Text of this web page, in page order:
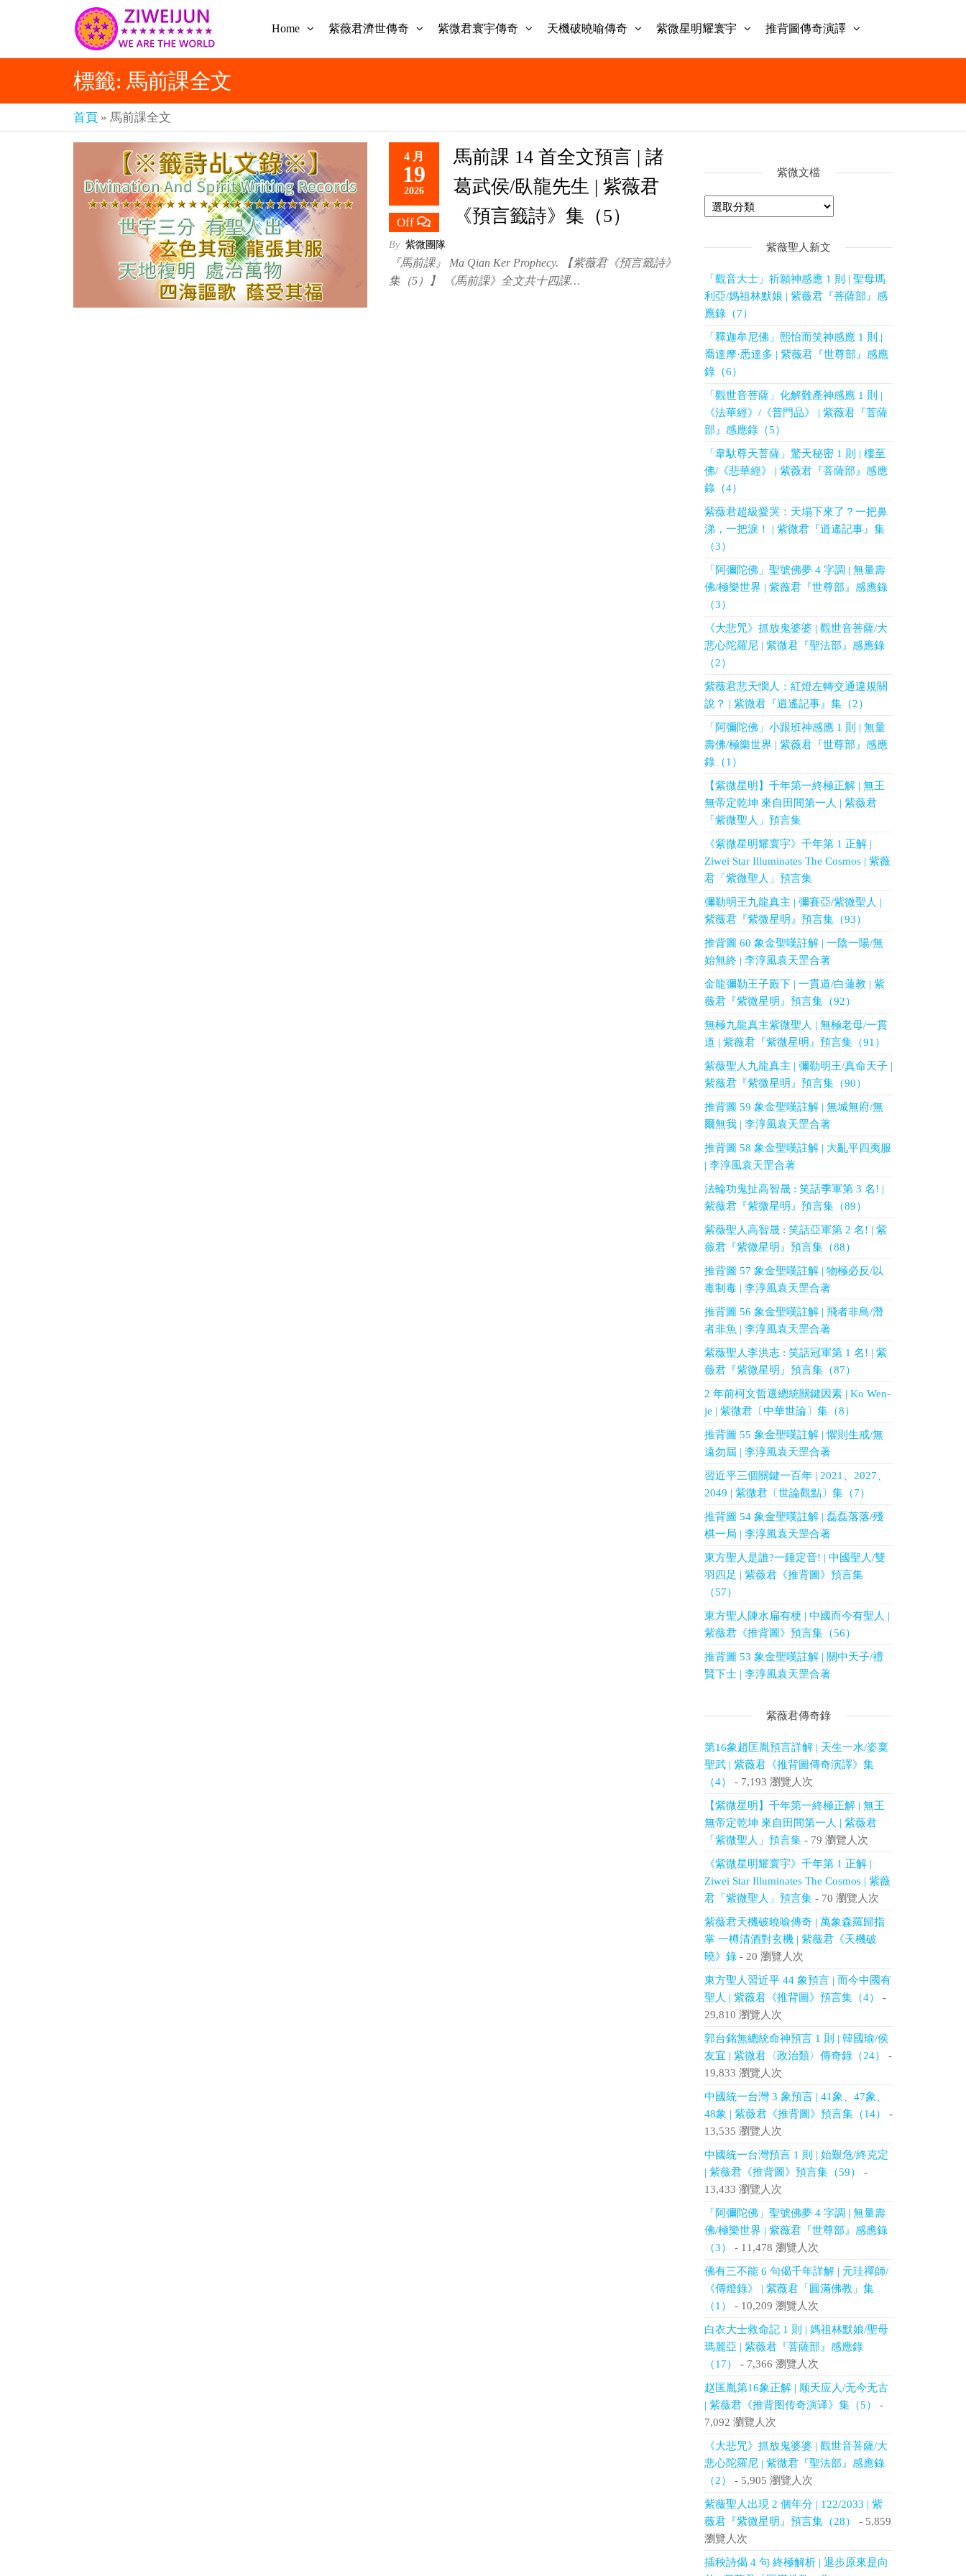
紫薇
聖人
《推
背
圖》
預
言-
紫薇
君寰
宇傳
奇官
樂
人
人
都
是
彌
賽
亞-
個
個
都
Home 紫薇君濟世傳奇 紫微君寰宇傳奇 天機破曉喻傳奇 紫微星明耀寰宇 推背圖傳奇演譯
標籤: 馬前課全文
首頁 » 馬前課全文
4 月
19
2026
Off
馬前課 14 首全文預言 | 諸
葛武侯/臥龍先生 | 紫薇君
《預言籤詩》集（5）
By 紫微團隊
『馬前課』 Ma Qian Ker Prophecy. 【紫薇君《預言籤詩》
集（5）】 《馬前課》全文共十四課…
紫微文檔
紫薇聖人新文
「觀音大士」祈願神感應 1 則 | 聖母瑪
利亞/媽祖林默娘 | 紫薇君『菩薩部』感
應錄（7）
「釋迦牟尼佛」熙怡而笑神感應 1 則 |
喬達摩·悉達多 | 紫薇君『世尊部』感應
錄（6）
「觀世音菩薩」化解難產神感應 1 則 |
《法華經》/《普門品》 | 紫薇君『菩薩
部』感應錄（5）
「韋馱尊天菩薩」驚天秘密 1 則 | 樓至
佛/《悲華經》 | 紫薇君『菩薩部』感應
錄（4）
紫薇君超級愛哭：天塌下來了？一把鼻
涕，一把淚！ | 紫微君『逍遙記事』集
（3）
「阿彌陀佛」聖號佛夢 4 字調 | 無量壽
佛/極樂世界 | 紫薇君『世尊部』感應錄
（3）
《大悲咒》抓放鬼婆婆 | 觀世音菩薩/大
悲心陀羅尼 | 紫微君『聖法部』感應錄
（2）
紫薇君悲天憫人：紅燈左轉交通違規關
說？ | 紫微君『逍遙記事』集（2）
「阿彌陀佛」小跟班神感應 1 則 | 無量
壽佛/極樂世界 | 紫薇君『世尊部』感應
錄（1）
【紫微星明】千年第一終極正解 | 無王
無帝定乾坤 來自田間第一人 | 紫薇君
「紫微聖人」預言集
《紫微星明耀寰宇》千年第 1 正解 |
Ziwei Star Illuminates The Cosmos | 紫薇
君「紫微聖人」預言集
彌勒明王九龍真主 | 彌賽亞/紫微聖人 |
紫薇君『紫微星明』預言集（93）
推背圖 60 象金聖嘆註解 | 一陰一陽/無
始無終 | 李淳風袁天罡合著
金龍彌勒王子殿下 | 一貫道/白蓮教 | 紫
薇君『紫微星明』預言集（92）
無極九龍真主紫微聖人 | 無極老母/一貫
道 | 紫薇君『紫微星明』預言集（91）
紫薇聖人九龍真主 | 彌勒明王/真命天子 |
紫薇君『紫微星明』預言集（90）
推背圖 59 象金聖嘆註解 | 無城無府/無
爾無我 | 李淳風袁天罡合著
推背圖 58 象金聖嘆註解 | 大亂平四夷服
| 李淳風袁天罡合著
法輪功鬼扯高智晟 : 笑話季軍第 3 名! |
紫薇君『紫微星明』預言集（89）
紫薇聖人高智晟 : 笑話亞軍第 2 名! | 紫
薇君『紫微星明』預言集（88）
推背圖 57 象金聖嘆註解 | 物極必反/以
毒制毒 | 李淳風袁天罡合著
推背圖 56 象金聖嘆註解 | 飛者非鳥/潛
者非魚 | 李淳風袁天罡合著
紫薇聖人李洪志 : 笑話冠軍第 1 名! | 紫
薇君『紫微星明』預言集（87）
2 年前柯文哲選總統關鍵因素 | Ko Wen-
je | 紫微君〔中華世論〕集（8）
推背圖 55 象金聖嘆註解 | 懼則生戒/無
遠勿屆 | 李淳風袁天罡合著
習近平三個關鍵一百年 | 2021、2027、
2049 | 紫微君〔世論觀點〕集（7）
推背圖 54 象金聖嘆註解 | 磊磊落落/殘
棋一局 | 李淳風袁天罡合著
東方聖人是誰?一錘定音! | 中國聖人/雙
羽四足 | 紫薇君《推背圖》預言集
（57）
東方聖人陳水扁有梗 | 中國而今有聖人 |
紫薇君《推背圖》預言集（56）
推背圖 53 象金聖嘆註解 | 關中天子/禮
賢下士 | 李淳風袁天罡合著
紫薇君傳奇錄
第16象趙匡胤預言詳解 | 天生一水/姿稟
聖武 | 紫薇君《推背圖傳奇演譯》集
（4）
- 7,193 瀏覽人次
【紫微星明】千年第一終極正解 | 無王
無帝定乾坤 來自田間第一人 | 紫薇君
「紫微聖人」預言集- 79 瀏覽人次
《紫微星明耀寰宇》千年第 1 正解 |
Ziwei Star Illuminates The Cosmos | 紫薇
君「紫微聖人」預言集- 70 瀏覽人次
紫薇君天機破曉喻傳奇 | 萬象森羅歸指
掌 一樽清酒對玄機 | 紫薇君《天機破
曉》錄- 20 瀏覽人次
東方聖人習近平 44 象預言 | 而今中國有
聖人 | 紫薇君《推背圖》預言集（4）
-
29,810 瀏覽人次
郭台銘無總統命神預言 1 則 | 韓國瑜/侯
友宜 | 紫微君〈政治類〉傳奇錄（24）
-
19,833 瀏覽人次
中國統一台灣 3 象預言 | 41象、47象、
48象 | 紫薇君《推背圖》預言集（14）
-
13,535 瀏覽人次
中國統一台灣預言 1 則 | 始艱危/終克定
| 紫薇君《推背圖》預言集（59）
-
13,433 瀏覽人次
「阿彌陀佛」聖號佛夢 4 字調 | 無量壽
佛/極樂世界 | 紫薇君『世尊部』感應錄
（3）
- 11,478 瀏覽人次
佛有三不能 6 句偈千年詳解 | 元珪禪師/
《傳燈錄》 | 紫薇君「圓滿佛教」集
（1）
- 10,209 瀏覽人次
白衣大士救命記 1 則 | 媽祖林默娘/聖母
瑪麗亞 | 紫薇君『菩薩部』感應錄
（17）
- 7,366 瀏覽人次
赵匡胤第16象正解 | 顺天应人/无今无古
| 紫薇君《推背图传奇演译》集（5）
-
7,092 瀏覽人次
《大悲咒》抓放鬼婆婆 | 觀世音菩薩/大
悲心陀羅尼 | 紫微君『聖法部』感應錄
（2）
- 5,905 瀏覽人次
紫薇聖人出現 2 個年分 | 122/2033 | 紫
薇君『紫微星明』預言集（28）
- 5,859
瀏覽人次
插秧詩偈 4 句 終極解析 | 退步原來是向